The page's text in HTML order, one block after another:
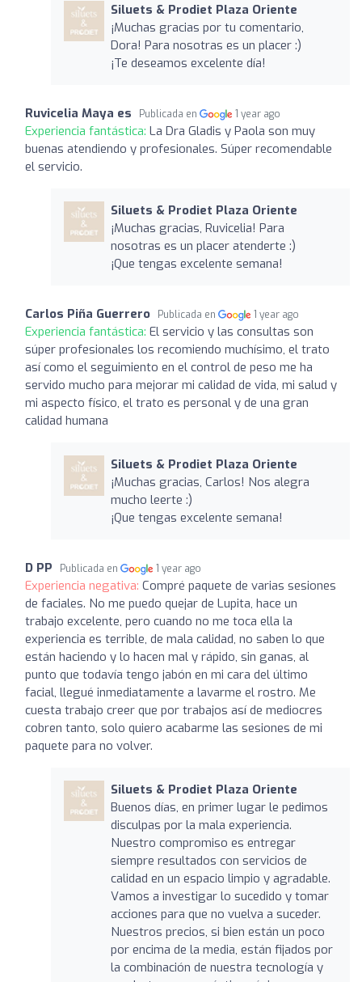
Siluets & Prodiet Plaza Oriente
¡Muchas gracias por tu comentario,
Dora! Para nosotras es un placer :)
¡Te deseamos excelente día!
Ruvicelia Maya es Publicada en 1 year ago
Experiencia fantástica: La Dra Gladis y Paola son muy
buenas atendiendo y profesionales. Súper recomendable
el servicio.
Siluets & Prodiet Plaza Oriente
¡Muchas gracias, Ruvicelia! Para
nosotras es un placer atenderte :)
¡Que tengas excelente semana!
Carlos Piña Guerrero Publicada en 1 year ago
Experiencia fantástica: El servicio y las consultas son
súper profesionales los recomiendo muchísimo, el trato
así como el seguimiento en el control de peso me ha
servido mucho para mejorar mi calidad de vida, mi salud y
mi aspecto físico, el trato es personal y de una gran
calidad humana
Siluets & Prodiet Plaza Oriente
¡Muchas gracias, Carlos! Nos alegra
mucho leerte :)
¡Que tengas excelente semana!
D PP Publicada en 1 year ago
Experiencia negativa: Compré paquete de varias sesiones
de faciales. No me puedo quejar de Lupita, hace un
trabajo excelente, pero cuando no me toca ella la
experiencia es terrible, de mala calidad, no saben lo que
están haciendo y lo hacen mal y rápido, sin ganas, al
punto que todavía tengo jabón en mi cara del último
facial, llegué inmediatamente a lavarme el rostro. Me
cuesta trabajo creer que por trabajos así de mediocres
cobren tanto, solo quiero acabarme las sesiones de mi
paquete para no volver.
Siluets & Prodiet Plaza Oriente
Buenos días, en primer lugar le pedimos
disculpas por la mala experiencia.
Nuestro compromiso es entregar
siempre resultados con servicios de
calidad en un espacio limpio y agradable.
Vamos a investigar lo sucedido y tomar
acciones para que no vuelva a suceder.
Nuestros precios, si bien están un poco
por encima de la media, están fijados por
la combinación de nuestra tecnología y